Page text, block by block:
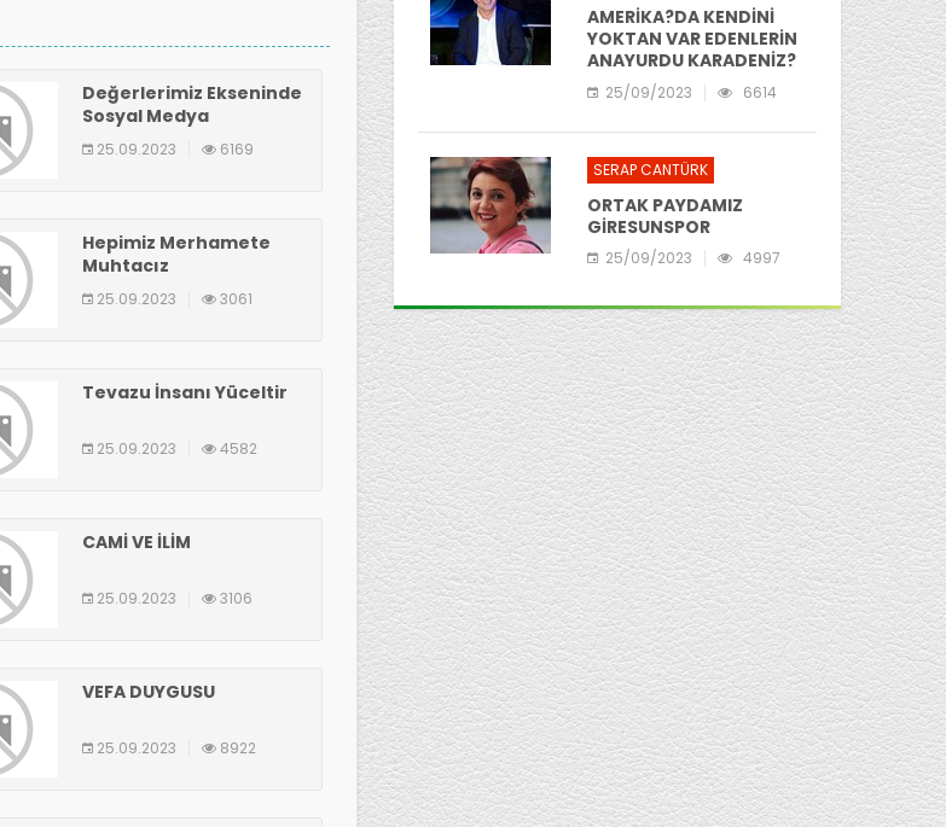
Değerlerimiz Ekseninde
Sosyal Medya
25.09.2023 6169
Hepimiz Merhamete
Muhtacız
25.09.2023 3061
Tevazu İnsanı Yüceltir
25.09.2023 4582
CAMİ VE İLİM
25.09.2023 3106
VEFA DUYGUSU
25.09.2023 8922
AMERİKA?DA KENDİNİ
YOKTAN VAR EDENLERİN
ANAYURDU KARADENİZ?
DE BİR YEŞİL CENNET
GİRESUN
25/09/2023 6614
SERAP CANTÜRK
ORTAK PAYDAMIZ
GİRESUNSPOR
25/09/2023 4997